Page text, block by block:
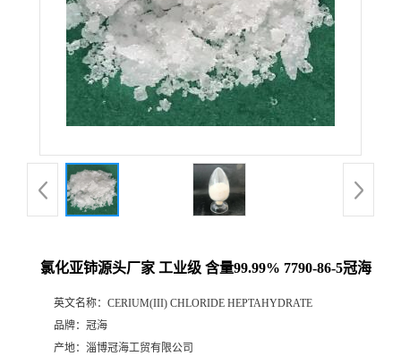
氯化亚铈源头厂家 工业级 含量99.99% 7790-86-5冠海
英文名称： CERIUM(III) CHLORIDE HEPTAHYDRATE
品牌： 冠海
产地： 淄博冠海工贸有限公司